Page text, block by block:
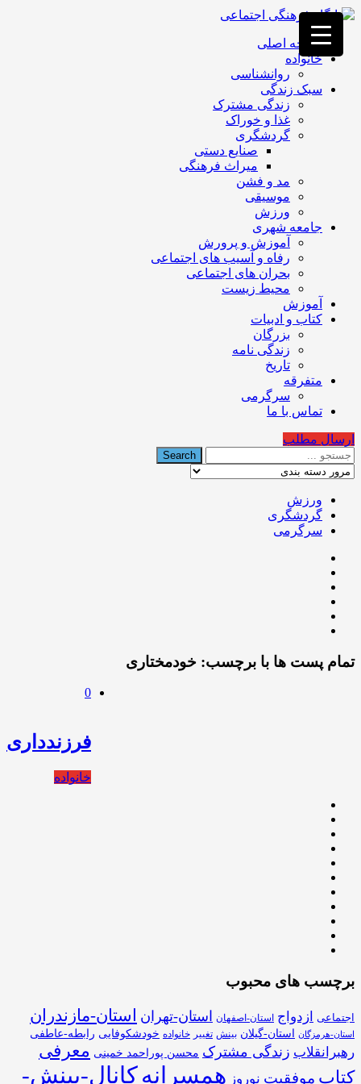
فصد
خون
غرب
تهران
خشکشویی
تصفیه
تهران
صفحه اصلی
خانواده
روانشناسی
سبک زندگی
زندگی مشترک
غذا و خوراک
گردشگری
صنایع دستی
میراث فرهنگی
مد و فشن
موسیقی
ورزش
جامعه شهری
آموزش و پرورش
رفاه و آسیب های اجتماعی
بحران های اجتماعی
محیط زیست
آموزش
کتاب و ادبیات
بزرگان
زندگی نامه
تاریخ
متفرقه
سرگرمی
تماس با ما
ارسال مطلب
ورزش
گردشگری
سرگرمی
تمام پست ها با برچسب: خودمختاری
0
فرزندداری
خانواده
برچسب های محبوب
اجتماعی ازدواج استان-اصفهان استان-تهران استان-مازندران
استان-هرمزگان استان-گیلان بینش تغییر خانواده خودشکوفایی رابطه-عاطفی
رهبرانقلاب زندگی مشترک محسن پوراحمد خمینی معرفی
کتاب موفقیت نوروز همسرانهکانال-بینش-